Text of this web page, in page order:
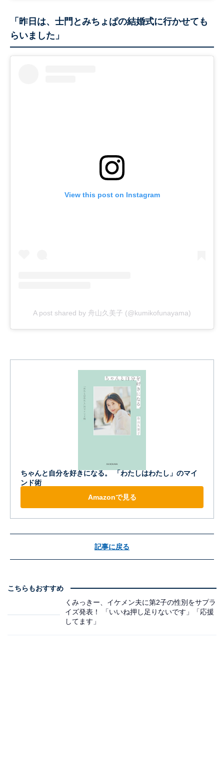
「昨日は、士門とみちょぱの結婚式に行かせても
らいました」
View this post on Instagram
A post shared by 舟山久美子 (@kumikofunayama)
ちゃんと自分を好きになる。 「わたしはわたし」のマイ
ンド術
Amazonで見る
記事に戻る
こちらもおすすめ
くみっきー、イケメン夫に第2子の性別をサプラ
イズ発表！ 「いいね押し足りないです」「応援
してます」